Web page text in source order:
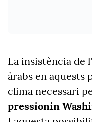
La insistència de
àrabs en aquests
clima necessari
pressionin